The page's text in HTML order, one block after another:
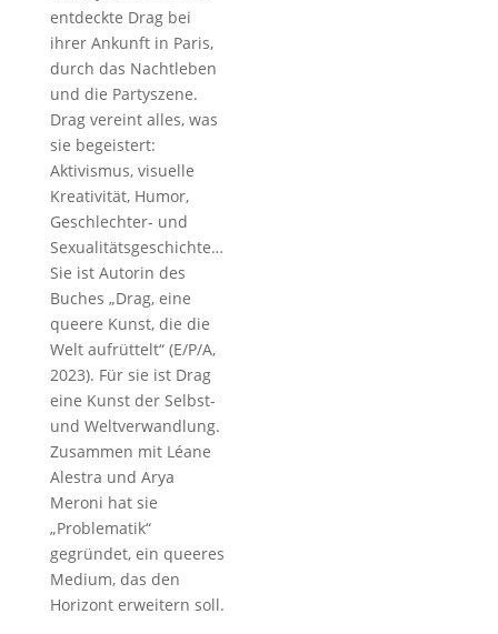
entdeckte Drag bei
ihrer Ankunft in Paris,
durch das Nachtleben
und die Partyszene.
Drag vereint alles, was
sie begeistert:
Aktivismus, visuelle
Kreativität, Humor,
Geschlechter- und
Sexualitätsgeschichte…
Sie ist Autorin des
Buches „Drag, eine
queere Kunst, die die
Welt aufrüttelt“ (E/P/A,
2023). Für sie ist Drag
eine Kunst der Selbst-
und Weltverwandlung.
Zusammen mit Léane
Alestra und Arya
Meroni hat sie
„Problematik“
gegründet, ein queeres
Medium, das den
Horizont erweitern soll.